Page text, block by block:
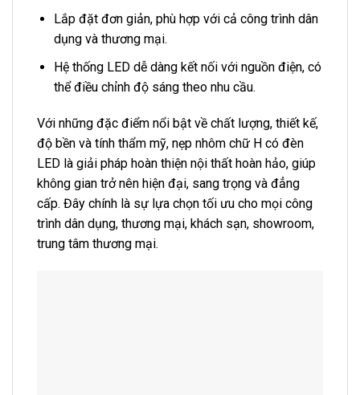
Lắp đặt đơn giản, phù hợp với cả công trình dân
dụng và thương mại.
Hệ thống LED dễ dàng kết nối với nguồn điện, có
thể điều chỉnh độ sáng theo nhu cầu.
Với những đặc điểm nổi bật về chất lượng, thiết kế,
độ bền và tính thẩm mỹ, nẹp nhôm chữ H có đèn
LED là giải pháp hoàn thiện nội thất hoàn hảo, giúp
không gian trở nên hiện đại, sang trọng và đẳng
cấp. Đây chính là sự lựa chọn tối ưu cho mọi công
trình dân dụng, thương mại, khách sạn, showroom,
trung tâm thương mại.